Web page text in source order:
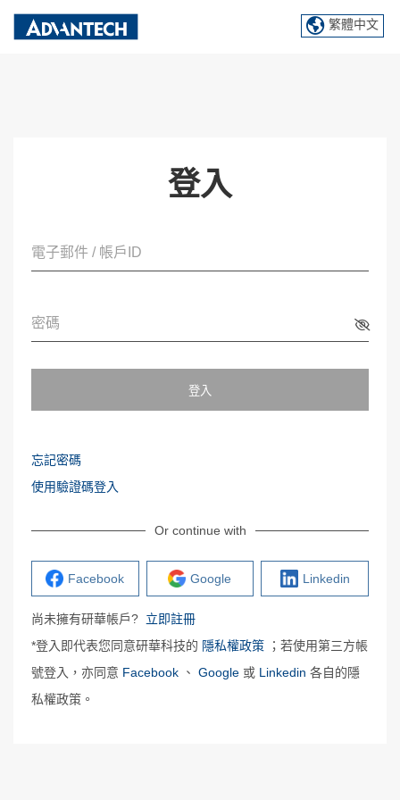
繁體中文
登入
電子郵件 / 帳戶ID
密碼
登入
忘記密碼
使用驗證碼登入
Or continue with
Facebook Google Linkedin
尚未擁有研華帳戶? 立即註冊
*登入即代表您同意研華科技的 隱私權政策 ；若使用第三方帳
號登入，亦同意 Facebook 、 Google 或 Linkedin 各自的隱
私權政策。